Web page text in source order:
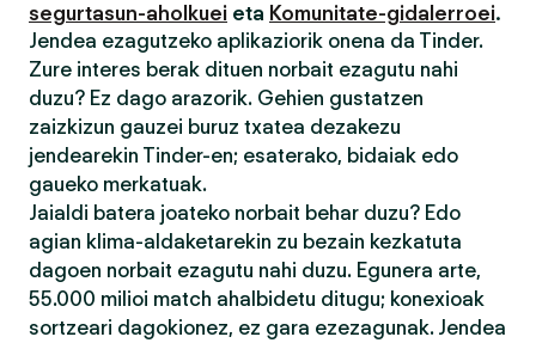
segurtasun-aholkuei eta Komunitate-gidalerroei.
Jendea ezagutzeko aplikaziorik onena da Tinder.
Zure interes berak dituen norbait ezagutu nahi
duzu? Ez dago arazorik. Gehien gustatzen
zaizkizun gauzei buruz txatea dezakezu
jendearekin Tinder-en; esaterako, bidaiak edo
gaueko merkatuak.
Jaialdi batera joateko norbait behar duzu? Edo
agian klima-aldaketarekin zu bezain kezkatuta
dagoen norbait ezagutu nahi duzu. Egunera arte,
55.000 milioi match ahalbidetu ditugu; konexioak
sortzeari dagokionez, ez gara ezezagunak. Jendea